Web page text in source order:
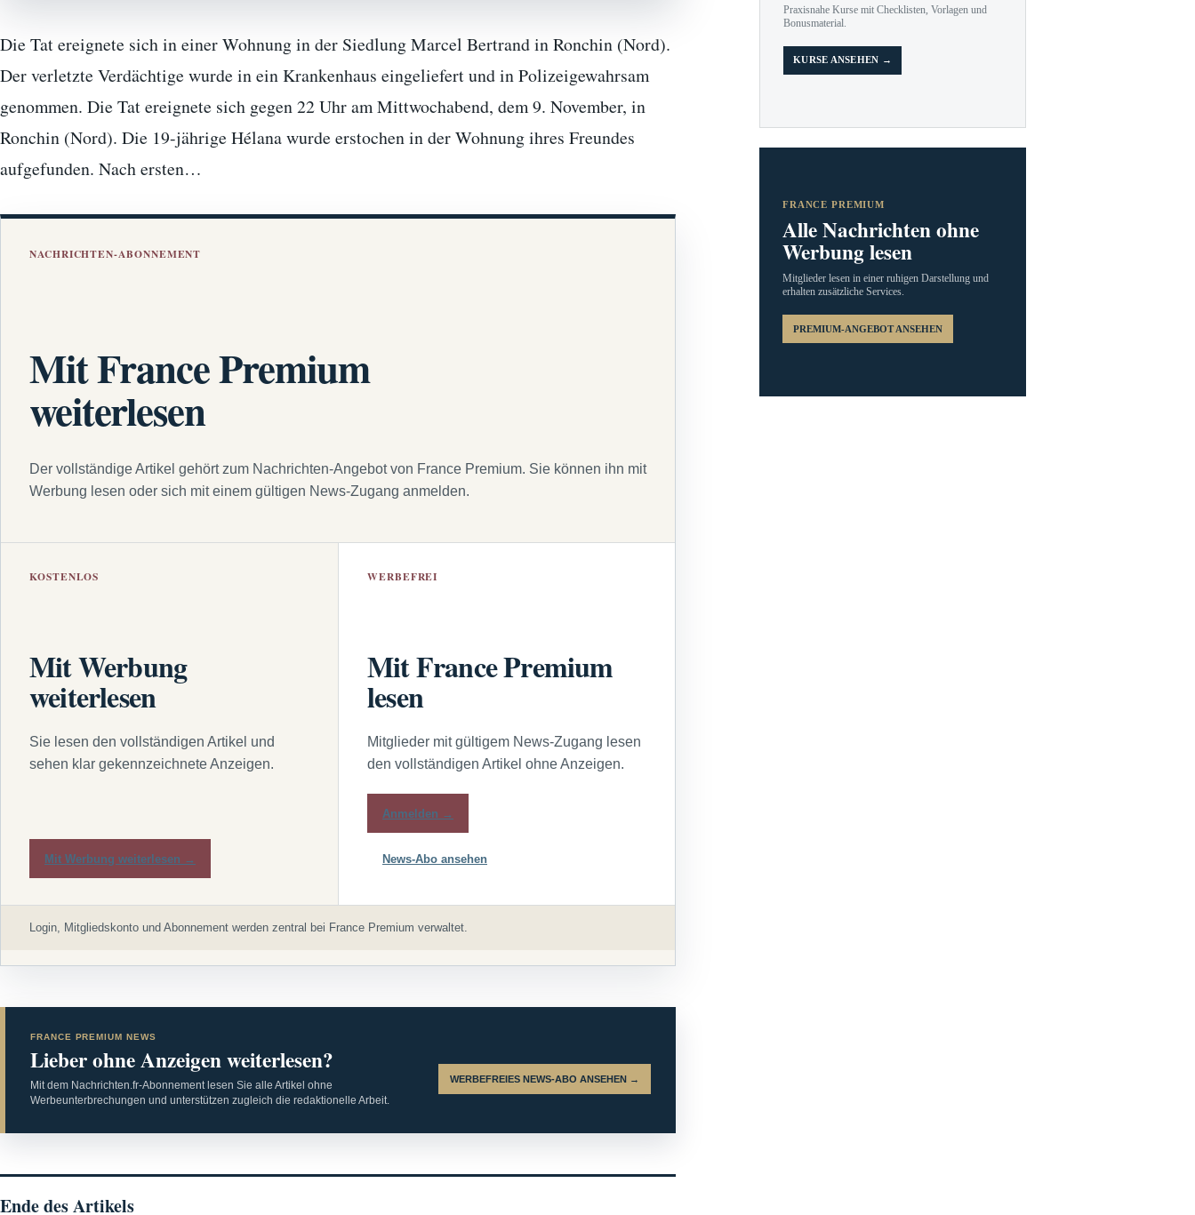
Die Tat ereignete sich in einer Wohnung in der Siedlung Marcel Bertrand in Ronchin (Nord).
Der verletzte Verdächtige wurde in ein Krankenhaus eingeliefert und in Polizeigewahrsam
genommen. Die Tat ereignete sich gegen 22 Uhr am Mittwochabend, dem 9. November, in
Ronchin (Nord). Die 19-jährige Hélana wurde erstochen in der Wohnung ihres Freundes
aufgefunden. Nach ersten…
NACHRICHTEN-ABONNEMENT
Mit France Premium
weiterlesen
Der vollständige Artikel gehört zum Nachrichten-Angebot von France Premium. Sie können ihn mit
Werbung lesen oder sich mit einem gültigen News-Zugang anmelden.
KOSTENLOS
Mit Werbung
weiterlesen
Sie lesen den vollständigen Artikel und
sehen klar gekennzeichnete Anzeigen.
Mit Werbung weiterlesen →
WERBEFREI
Mit France Premium
lesen
Mitglieder mit gültigem News-Zugang lesen
den vollständigen Artikel ohne Anzeigen.
Anmelden →
News-Abo ansehen
Login, Mitgliedskonto und Abonnement werden zentral bei France Premium verwaltet.
FRANCE PREMIUM NEWS
Lieber ohne Anzeigen weiterlesen?
Mit dem Nachrichten.fr-Abonnement lesen Sie alle Artikel ohne
Werbeunterbrechungen und unterstützen zugleich die redaktionelle Arbeit.
WERBEFREIES NEWS-ABO ANSEHEN →
Ende des Artikels
Praxisnahe Kurse mit Checklisten, Vorlagen und
Bonusmaterial.
KURSE ANSEHEN →
FRANCE PREMIUM
Alle Nachrichten ohne
Werbung lesen
Mitglieder lesen in einer ruhigen Darstellung und
erhalten zusätzliche Services.
PREMIUM-ANGEBOT ANSEHEN